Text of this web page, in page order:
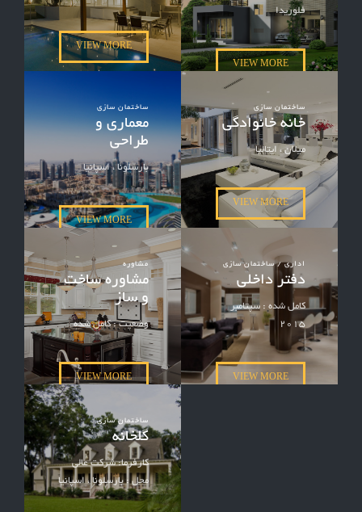
VIEW MORE
فلوریدا
VIEW MORE
ساختمان سازی
معماری و
طراحی
بارسلونا ، اسپانیا
VIEW MORE
ساختمان سازی
خانه خانوادگی
میلان ، ایتالیا
VIEW MORE
مشاوره
مشاوره ساخت
و ساز
وضعیت : کامل شده
VIEW MORE
اداری / ساختمان سازی
دفتر داخلی
کامل شده : سپتامبر
2015
VIEW MORE
ساختمان سازی
گلخانه
کارفرما: شرکت عالی
محل : بارسلونا ، اسپانیا